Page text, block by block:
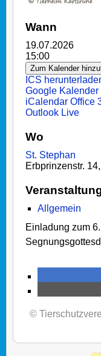
Wann
19.07.2026
15:00
Zum Kalender
ICS
Google Kalender
iCalendar Office
Outlook Live
Wo
St. Stephan
Erbprinzenstr.
Allgemein
Einladung zum
©